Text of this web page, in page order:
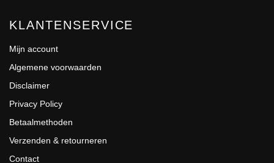
KLANTENSERVICE
Mijn account
Algemene voorwaarden
Disclaimer
Privacy Policy
Betaalmethoden
Verzenden & retourneren
Contact